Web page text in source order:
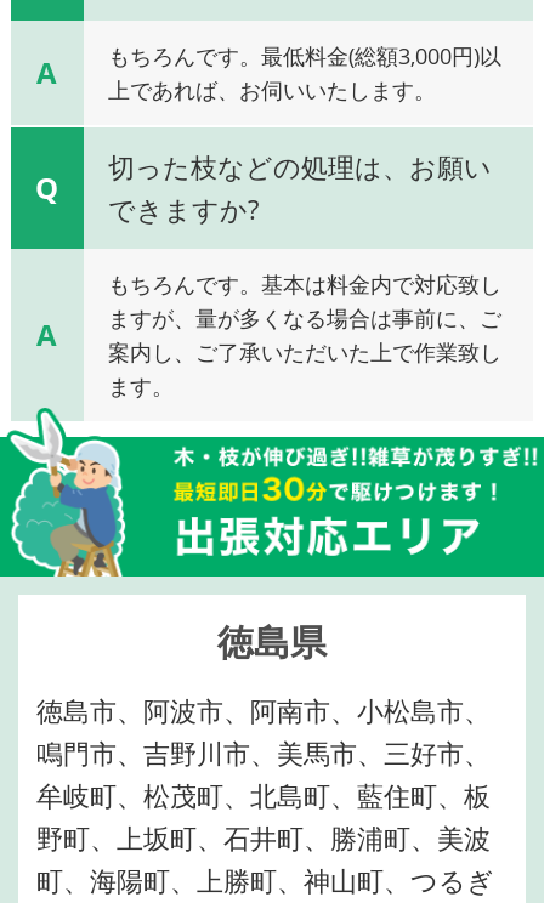
A
もちろんです。最低料金(総額3,000円)以
上であれば、お伺いいたします。
Q
切った枝などの処理は、お願い
できますか?
A
もちろんです。基本は料金内で対応致し
ますが、量が多くなる場合は事前に、ご
案内し、ご了承いただいた上で作業致し
ます。
徳島県
徳島市、阿波市、阿南市、小松島市、
鳴門市、吉野川市、美馬市、三好市、
牟岐町、松茂町、北島町、藍住町、板
野町、上坂町、石井町、勝浦町、美波
町、海陽町、上勝町、神山町、つるぎ